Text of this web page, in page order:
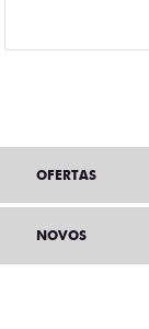
OFERTAS
NOVOS